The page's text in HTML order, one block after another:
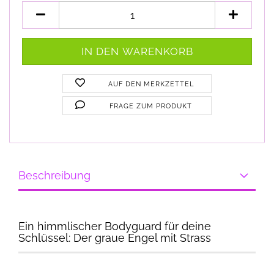
AUF DEN MERKZETTEL
FRAGE ZUM PRODUKT
Beschreibung
Ein himmlischer Bodyguard für deine
Schlüssel: Der graue Engel mit Strass